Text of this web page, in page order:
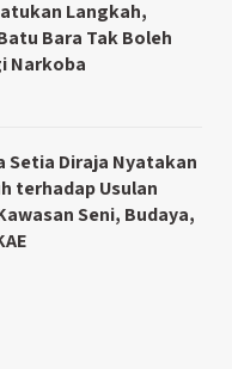
Langkah,
Bara Tak Boleh
Narkoba
Setia Diraja Nyatakan
terhadap Usulan
Seni, Budaya,